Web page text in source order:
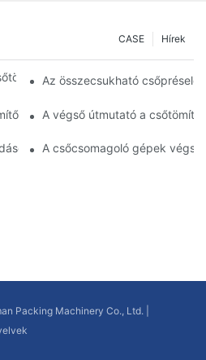
Hírek
CASE
gép használatának előnyei
Az összecsukható
gépek végső útmutatója: Minden,
A végső útmutató a csőtömítő
A kozmetikai csőtömítő gép
A csőcsomagoló gépek
Packing Machinery Co., Ltd. |